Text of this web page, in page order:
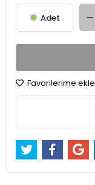
Adet
Favorilerime ekle